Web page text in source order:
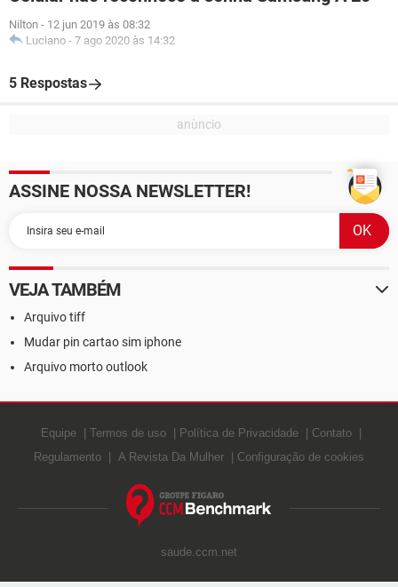
Nilton - 12 jun 2019 às 08:32
Luciano - 7 ago 2020 às 14:32
5 Respostas
ASSINE NOSSA NEWSLETTER!
VEJA TAMBÉM
Arquivo tiff
Mudar pin cartao sim iphone
Arquivo morto outlook
Equipe Termos de uso Política de Privacidade
Contato
Regulamento
A Revista Da Mulher Configuração de cookies
saude.ccm.net